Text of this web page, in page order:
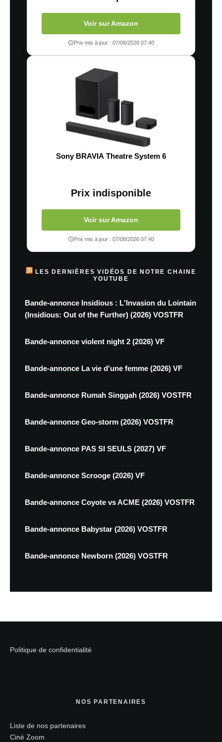
Voir sur Amazon
Prix mis à jour : 07/08/2026 07:40
Sony BRAVIA Theatre System 6
Prix indisponible
Voir sur Amazon
Prix mis à jour : 07/08/2026 07:40
LES DERNIÈRES VIDÉOS DE NOTRE CHAINE
YOUTUBE
Bande-annonce Insidious : L'Invasion du Lointain
(Insidious: Out of the Further) (2026) VOSTFR
Bande-annonce violent night 2 (2026) VF
Bande-annonce La vie d'une femme (2026) VF
Bande-annonce Rumah Singgah (2026) VOSTFR
Bande-annonce Geo-storm (2026) VOSTFR
Bande-annonce PAS SI SEULS (2027) VF
Bande-annonce Scrooge (2026) VF
Bande-annonce Coyote vs ACME (2026) VOSTFR
Bande-annonce Babystar (2026) VOSTFR
Bande-annonce Newborn (2026) VOSTFR
Politique de confidentialité
NOS PARTENAIRES
Liste de nos partenaires
Ciné Zoom